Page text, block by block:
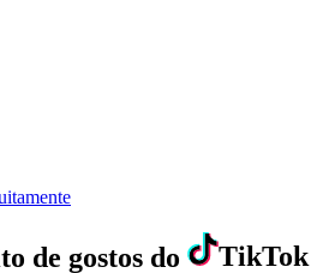
de gostos do TikTok